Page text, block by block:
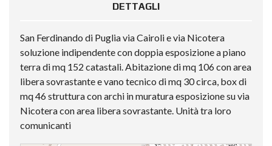
DETTAGLI
San Ferdinando di Puglia via Cairoli e via Nicotera
soluzione indipendente con doppia esposizione a piano
terra di mq 152 catastali. Abitazione di mq 106 con area
libera sovrastante e vano tecnico di mq 30 circa, box di
mq 46 struttura con archi in muratura esposizione su via
Nicotera con area libera sovrastante. Unità tra loro
comunicanti